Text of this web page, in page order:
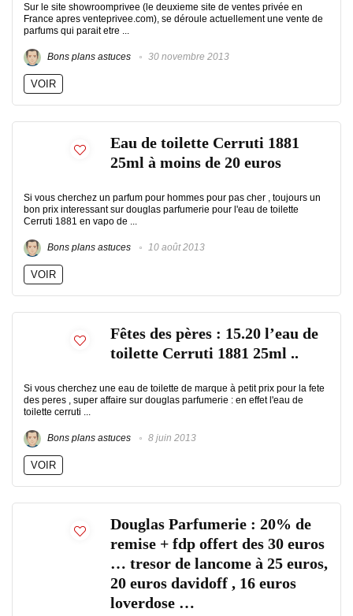
Sur le site showroomprivee (le deuxieme site de ventes privée en
France apres venteprivee.com), se déroule actuellement une vente de
parfums qui parait etre ...
Bons plans astuces 30 novembre 2013
VOIR
Eau de toilette Cerruti 1881
25ml à moins de 20 euros
Si vous cherchez un parfum pour hommes pour pas cher , toujours un
bon prix interessant sur douglas parfumerie pour l'eau de toilette
Cerruti 1881 en vapo de ...
Bons plans astuces 10 août 2013
VOIR
Fêtes des pères : 15.20 l’eau de
toilette Cerruti 1881 25ml ..
Si vous cherchez une eau de toilette de marque à petit prix pour la fete
des peres , super affaire sur douglas parfumerie : en effet l'eau de
toilette cerruti ...
Bons plans astuces 8 juin 2013
VOIR
Douglas Parfumerie : 20% de
remise + fdp offert des 30 euros
… tresor de lancome à 25 euros,
20 euros davidoff , 16 euros
loverdose …